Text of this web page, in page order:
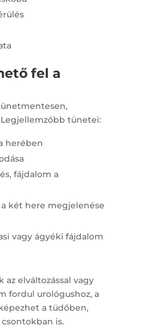
fel a
tünetei:
herében
fájdalom a
két here megjelenése
vagy ágyéki fájdalom
elváltozással vagy
fordul urológushoz, a
a tüdőben,
is.